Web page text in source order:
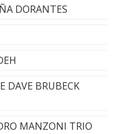
DORANTES
DAVE BRUBECK
MANZONI TRIO